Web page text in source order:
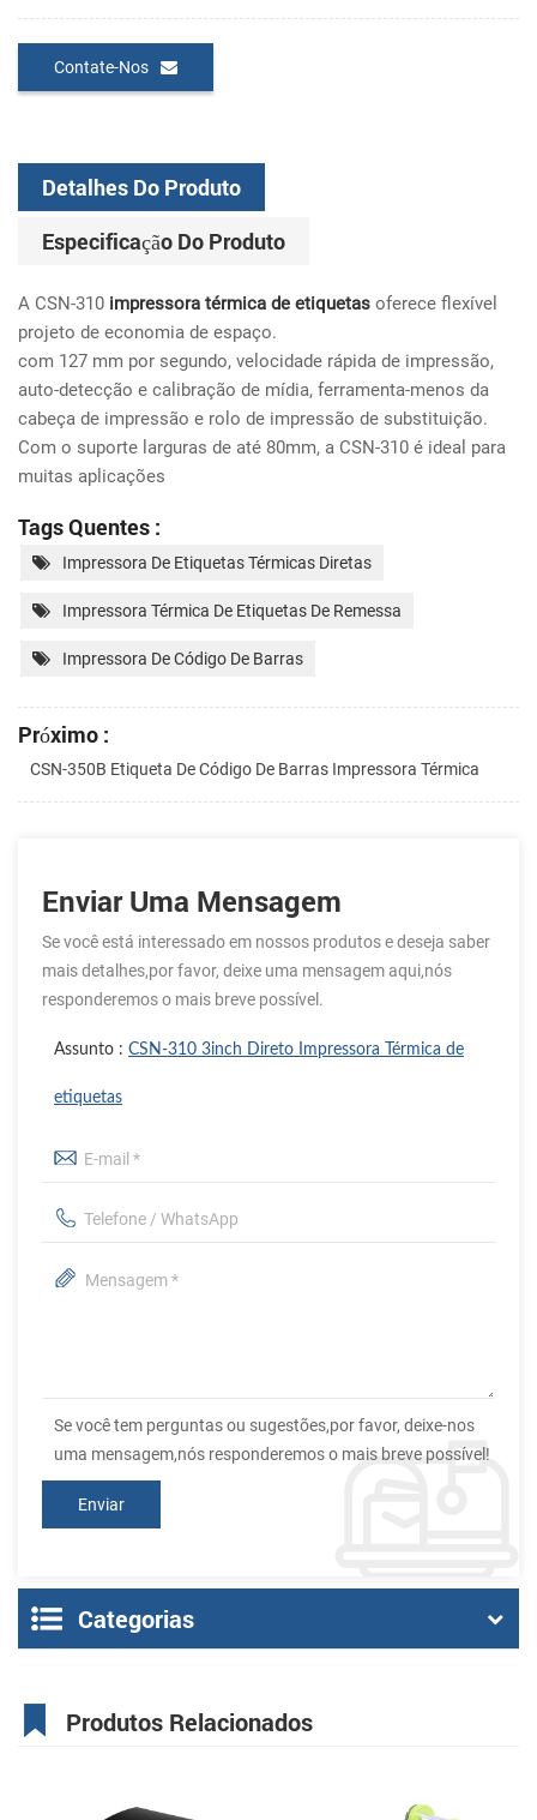
Contate-Nos
Detalhes Do Produto
Especificação Do Produto
A CSN-310 impressora térmica de etiquetas oferece flexível
projeto de economia de espaço.
com 127 mm por segundo, velocidade rápida de impressão,
auto-detecção e calibração de mídia, ferramenta-menos da
cabeça de impressão e rolo de impressão de substituição.
Com o suporte larguras de até 80mm, a CSN-310 é ideal para
muitas aplicações
Tags Quentes :
Impressora De Etiquetas Térmicas Diretas
Impressora Térmica De Etiquetas De Remessa
Impressora De Código De Barras
Próximo :
CSN-350B Etiqueta De Código De Barras Impressora Térmica
Enviar Uma Mensagem
Se você está interessado em nossos produtos e deseja saber
mais detalhes,por favor, deixe uma mensagem aqui,nós
responderemos o mais breve possível.
Assunto : CSN-310 3inch Direto Impressora Térmica de
etiquetas
Se você tem perguntas ou sugestões,por favor, deixe-nos
uma mensagem,nós responderemos o mais breve possível!
Categorias
Produtos Relacionados